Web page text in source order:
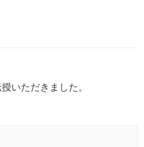
いただきました。